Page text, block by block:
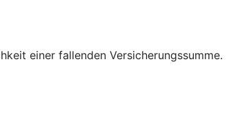
einer fallenden Versicherungssumme.